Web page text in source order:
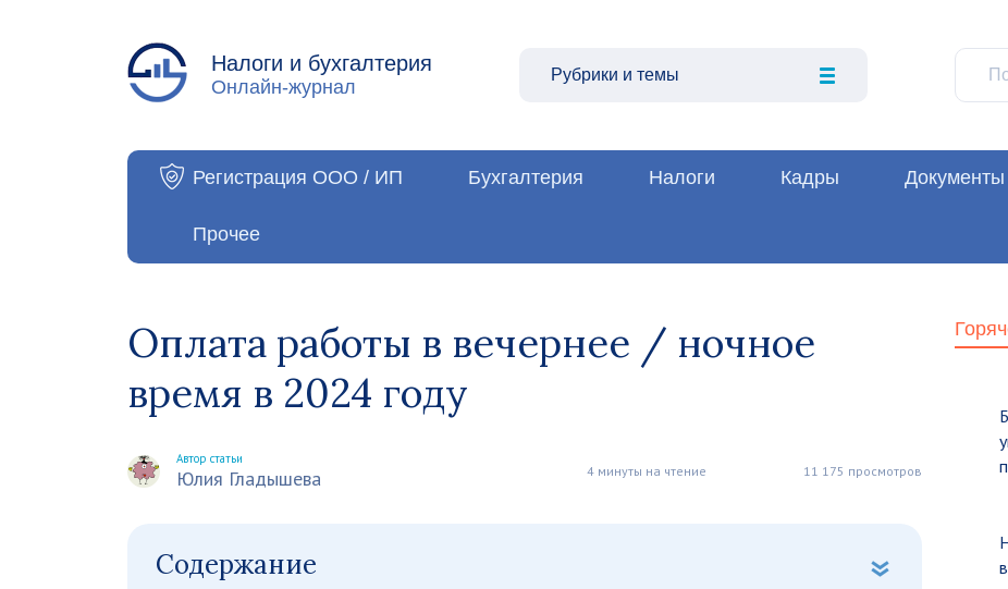
Налоги и бухгалтерия
Онлайн-журнал
Рубрики и темы
Регистрация ООО / ИП Бухгалтерия Налоги Кадры Документы
Прочее
Оплата работы в вечернее / ночное
время в 2024 году
Автор статьи
Юлия Гладышева 4 минуты на чтение 11 175 просмотров
Содержание